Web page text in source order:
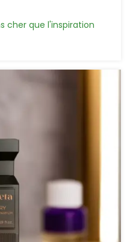
cher que l'inspiration